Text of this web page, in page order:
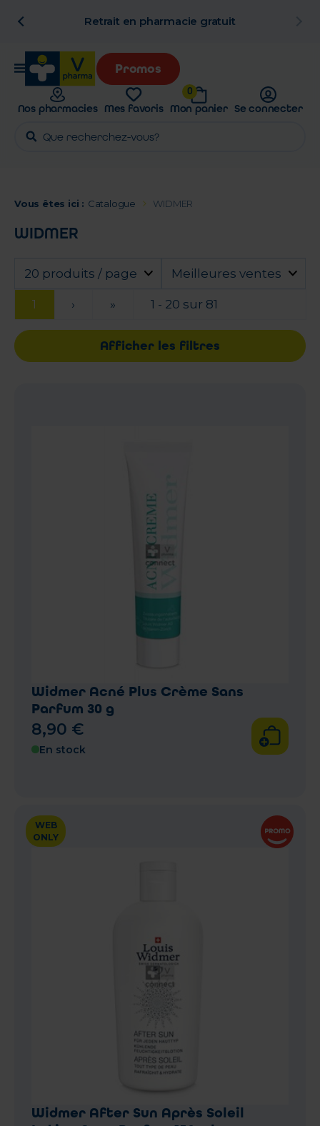
Retrait en pharmacie gratuit
Promos
Nos pharmacies Mes favoris
0
Mon panier Se connecter
Vous êtes ici : Catalogue WIDMER
WIDMER
20 produits / page Meilleures ventes
1 › » 1 - 20 sur 81
Afficher les filtres
Widmer Acné Plus Crème Sans
Parfum 30 g
8,90 €
En stock
WEB
ONLY
Widmer After Sun Après Soleil